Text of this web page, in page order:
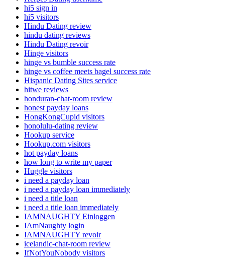
hi5 sign in
hi5 visitors
Hindu Dating review
hindu dating reviews
Hindu Dating revoir
Hinge visitors
hinge vs bumble success rate
hinge vs coffee meets bagel success rate
Hispanic Dating Sites service
hitwe reviews
honduran-chat-room review
honest payday loans
HongKongCupid visitors
honolulu-dating review
Hookup service
Hookup.com visitors
hot payday loans
how long to write my paper
Huggle visitors
i need a payday loan
i need a payday loan immediately
i need a title loan
i need a title loan immediately
IAMNAUGHTY Einloggen
IAmNaughty login
IAMNAUGHTY revoir
icelandic-chat-room review
IfNotYouNobody visitors